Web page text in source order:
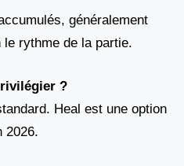
généralement
rythme de la partie.
?
Heal est une option
2026.